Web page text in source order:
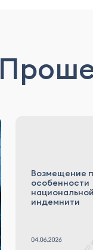
Возмещение
особенности
национальной
индемнити